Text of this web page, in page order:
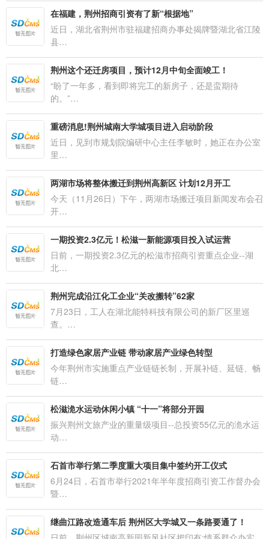
在福建，荆州招商引资有了新“根据地”
近日，湖北省荆州市驻福建招商办事处揭牌暨湖北省江陵
县…
荆州这个还迁房项目，预计12月中旬全面竣工！
“盼了一年多，看到即将完工的新房子，还是蛮期待
的。”…
重磅消息!荆州城南大学城项目进入启动阶段
近日，见到市规划院编研中心主任李敏时，她正在办公室
里…
两湖市场将整体搬迁到荆州高新区 计划12月开工
今天（11月26日）下午，两湖市场搬迁项目新闻发布会召
开…
一期投资2.3亿元！松滋一新能源项目投入试运营
日前，一期投资2.3亿元的松滋市招商引资重点企业--湖
北…
荆州完成沿江化工企业“关改搬转”62家
7月23日，工人在湖北能特科技有限公司的新厂区里巡
查。…
打造绿色家居产业链 带动家居产业绿色转型
今年荆州市实施重点产业链链长制，开展补链、延链、畅
链…
松滋洈水运动休闲小镇 “十一”将部分开园
振兴荆州文旅产业的重量级项目--总投资55亿元的洈水运
动…
石首市举行第二季度重大项目集中签约开工仪式
6月24日，石首市举行2021年半年度招商引资工作督办会
暨…
继曲江路改造通车后 荆州区大学城又一条路要通了！